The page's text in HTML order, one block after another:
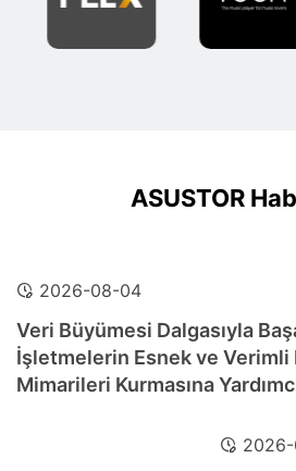
ASUSTOR
2026-08-04
Veri Büyümesi Dalgasıyla
İşletmelerin Esnek ve Verimli
Mimarileri Kurmasına